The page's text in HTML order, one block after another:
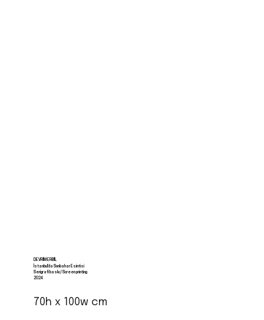
DEVRIM ERBIL
İstanbul’da Sonbahar Esintisi
2024
70h x 100w cm
Serigrafi baskı / Screen printing